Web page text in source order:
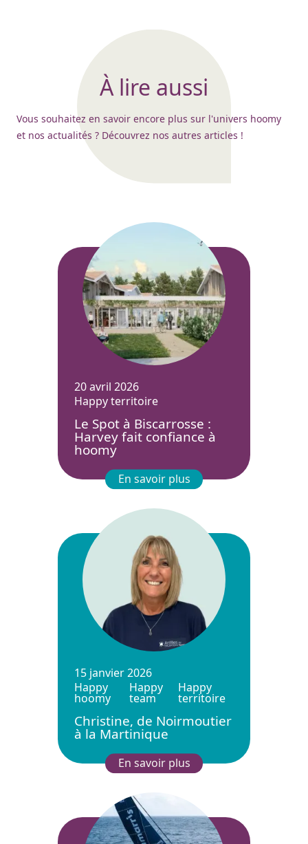
À lire aussi
Vous souhaitez en savoir encore plus sur l'univers hoomy
et nos actualités ? Découvrez nos autres articles !
20 avril 2026
Happy territoire
Le Spot à Biscarrosse :
Harvey fait confiance à
hoomy
En savoir plus
15 janvier 2026
Happy
hoomy
Happy
team
Happy
territoire
Christine, de Noirmoutier
à la Martinique
En savoir plus